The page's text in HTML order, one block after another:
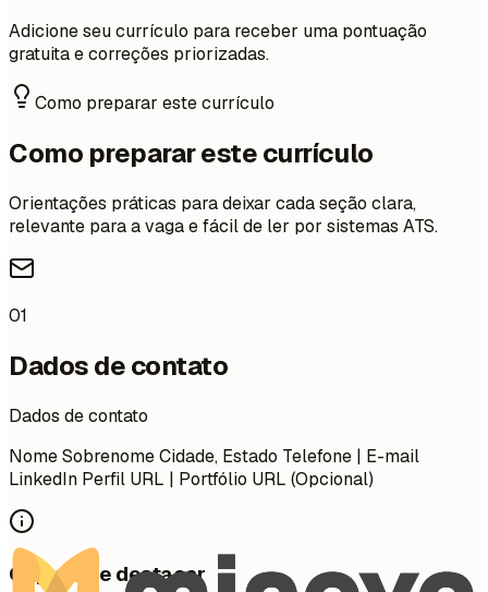
Adicione seu currículo para receber uma pontuação
gratuita e correções priorizadas.
Como preparar este currículo
Como preparar este currículo
Orientações práticas para deixar cada seção clara,
relevante para a vaga e fácil de ler por sistemas ATS.
01
Dados de contato
Dados de contato
Nome Sobrenome Cidade, Estado Telefone | E-mail
LinkedIn Perfil URL | Portfólio URL (Opcional)
O que vale destacar